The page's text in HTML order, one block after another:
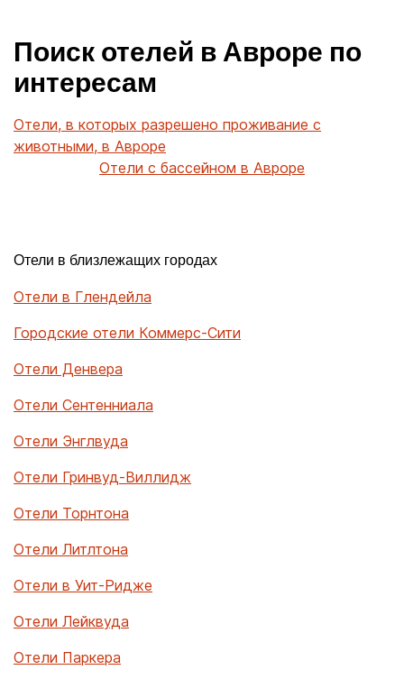
Поиск отелей в Авроре по
интересам
Отели, в которых разрешено проживание с
животными, в Авроре
Отели с бассейном в Авроре
Отели в близлежащих городах
Отели в Глендейла
Городские отели Коммерс-Сити
Отели Денвера
Отели Сентенниала
Отели Энглвуда
Отели Гринвуд-Виллидж
Отели Торнтона
Отели Литлтона
Отели в Уит-Ридже
Отели Лейквуда
Отели Паркера